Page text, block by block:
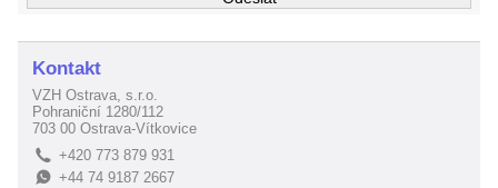
Kontakt
VZH Ostrava, s.r.o.
Pohraniční 1280/112
703 00 Ostrava-Vítkovice
L +420 773 879 931
E+44 74 9187 2667